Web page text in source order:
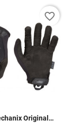
Gants Mechanix Original 0.5
favorite_border